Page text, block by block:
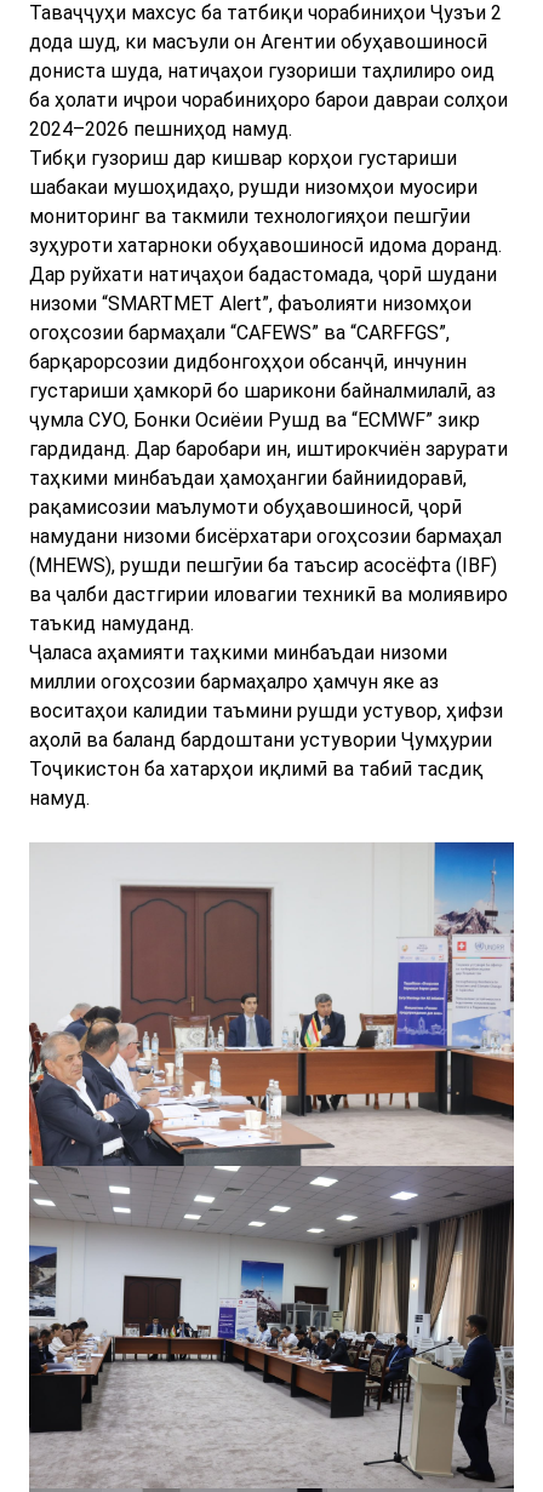
Таваҷҷуҳи махсус ба татбиқи чорабиниҳои Ҷузъи 2
дода шуд, ки масъули он Агентии обуҳавошиносӣ
дониста шуда, натиҷаҳои гузориши таҳлилиро оид
ба ҳолати иҷрои чорабиниҳоро барои давраи солҳои
2024–2026 пешниҳод намуд.
Тибқи гузориш дар кишвар корҳои густариши
шабакаи мушоҳидаҳо, рушди низомҳои муосири
мониторинг ва такмили технологияҳои пешгӯии
зуҳуроти хатарноки обуҳавошиносӣ идома доранд.
Дар руйхати натиҷаҳои бадастомада, ҷорӣ шудани
низоми “SMARTMET Alert”, фаъолияти низомҳои
огоҳсозии бармаҳали “CAFEWS” ва “CARFFGS”,
барқарорсозии дидбонгоҳҳои обсанҷӣ, инчунин
густариши ҳамкорӣ бо шарикони байналмилалӣ, аз
ҷумла СУО, Бонки Осиёии Рушд ва “ECMWF” зикр
гардиданд. Дар баробари ин, иштирокчиён зарурати
таҳкими минбаъдаи ҳамоҳангии байниидоравӣ,
рақамисозии маълумоти обуҳавошиносӣ, ҷорӣ
намудани низоми бисёрхатари огоҳсозии бармаҳал
(MHEWS), рушди пешгӯии ба таъсир асосёфта (IBF)
ва ҷалби дастгирии иловагии техникӣ ва молиявиро
таъкид намуданд.
Ҷаласа аҳамияти таҳкими минбаъдаи низоми
миллии огоҳсозии бармаҳалро ҳамчун яке аз
воситаҳои калидии таъмини рушди устувор, ҳифзи
аҳолӣ ва баланд бардоштани устувории Ҷумҳурии
Тоҷикистон ба хатарҳои иқлимӣ ва табиӣ тасдиқ
намуд.